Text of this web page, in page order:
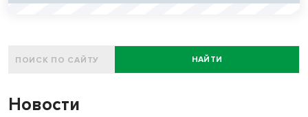
НАЙТИ
Новости